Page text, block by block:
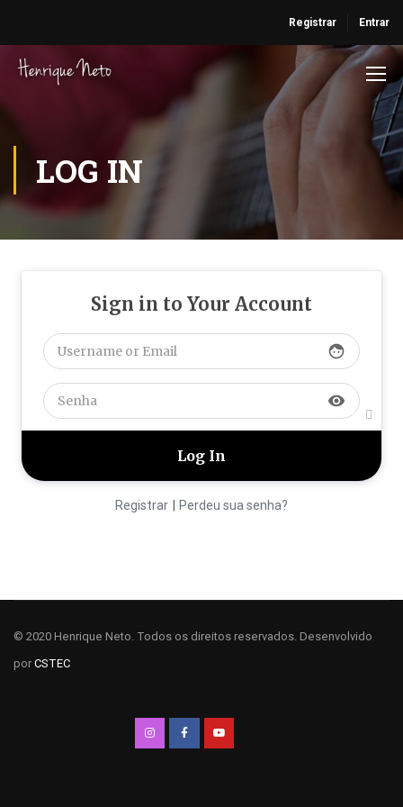
Registrar Entrar
LOG IN
Sign in to Your Account
face
visibility
Registrar | Perdeu sua senha?
© 2020 Henrique Neto. Todos os direitos reservados. Desenvolvido
por CSTEC